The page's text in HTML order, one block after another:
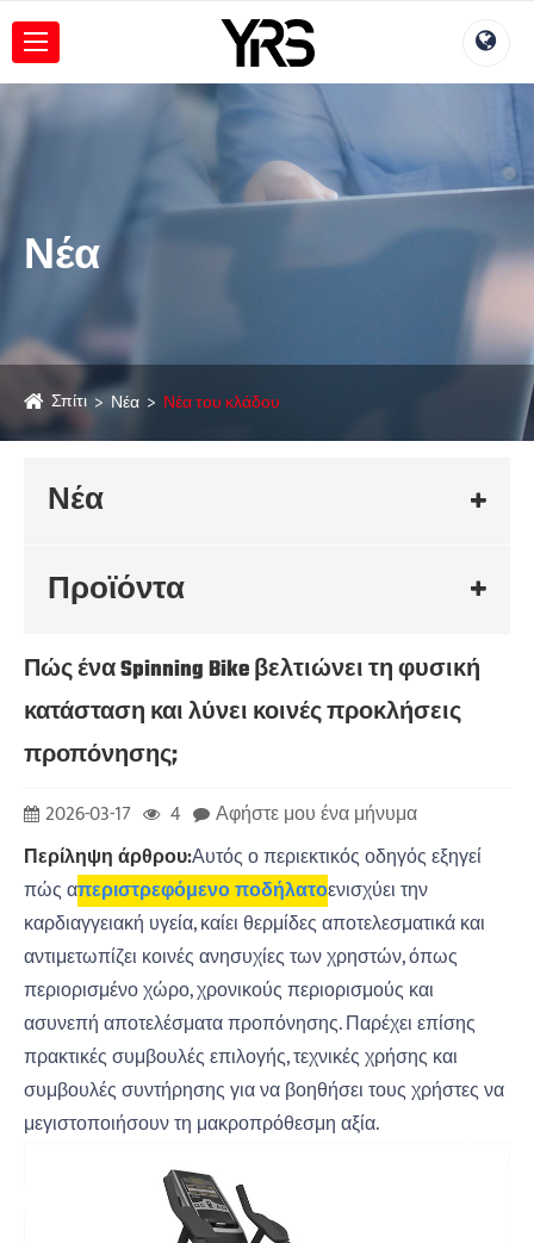
Νέα
Σπίτι Νέα Νέα του κλάδου
Νέα
Προϊόντα
Πώς ένα Spinning Bike βελτιώνει τη φυσική
κατάσταση και λύνει κοινές προκλήσεις
προπόνησης;
2026-03-17 4
Αφήστε μου ένα μήνυμα
Περίληψη άρθρου:Αυτός ο περιεκτικός οδηγός εξηγεί
πώς απεριστρεφόμενο ποδήλατοενισχύει την
καρδιαγγειακή υγεία, καίει θερμίδες αποτελεσματικά και
αντιμετωπίζει κοινές ανησυχίες των χρηστών, όπως
περιορισμένο χώρο, χρονικούς περιορισμούς και
ασυνεπή αποτελέσματα προπόνησης. Παρέχει επίσης
πρακτικές συμβουλές επιλογής, τεχνικές χρήσης και
συμβουλές συντήρησης για να βοηθήσει τους χρήστες να
μεγιστοποιήσουν τη μακροπρόθεσμη αξία.